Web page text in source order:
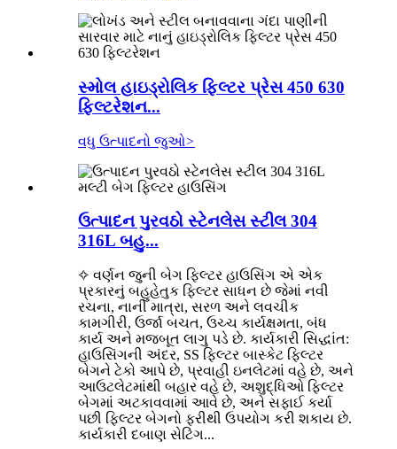
સ્મોલ હાઇડ્રોલિક ફિલ્ટર પ્રેસ 450 630
ફિલ્ટરેશન...
વધુ ઉત્પાદનો જુઓ>
ઉત્પાદન પુરવઠો સ્ટેનલેસ સ્ટીલ 304
316L બહુ...
✧ વર્ણન જુની બેગ ફિલ્ટર હાઉસિંગ એ એક
પ્રકારનું બહુહેતુક ફિલ્ટર સાધન છે જેમાં નવી
રચના, નાની માત્રા, સરળ અને લવચીક
કામગીરી, ઉર્જા બચત, ઉચ્ચ કાર્યક્ષમતા, બંધ
કાર્ય અને મજબૂત લાગુ પડે છે. કાર્યકારી સિદ્ધાંત:
હાઉસિંગની અંદર, SS ફિલ્ટર બાસ્કેટ ફિલ્ટર
બેગને ટેકો આપે છે, પ્રવાહી ઇનલેટમાં વહે છે, અને
આઉટલેટમાંથી બહાર વહે છે, અશુદ્ધિઓ ફિલ્ટર
બેગમાં અટકાવવામાં આવે છે, અને સફાઈ કર્યા
પછી ફિલ્ટર બેગનો ફરીથી ઉપયોગ કરી શકાય છે.
કાર્યકારી દબાણ સેટિંગ...